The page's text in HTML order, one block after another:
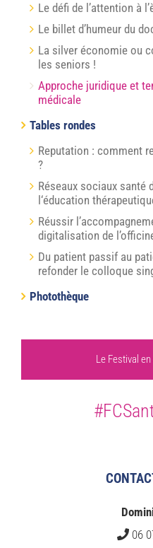
Le défi de l’attention à
Le billet d’humeur du
La silver économie ou
les seniors !
Approche juridique et
médicale
Tables rondes
Reputation : comment
?
Réseaux sociaux santé
l‘éducation
Réussir
digitalisation de
Du patient passif au
refonder le colloque
Photothèque
Le Festival
06